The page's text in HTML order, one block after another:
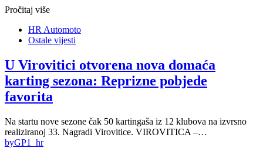
Pročitaj više
HR Automoto
Ostale vijesti
U Virovitici otvorena nova domaća
karting sezona: Reprizne pobjede
favorita
Na startu nove sezone čak 50 kartingaša iz 12 klubova na izvrsno
realiziranoj 33. Nagradi Virovitice. VIROVITICA –…
byGP1_hr